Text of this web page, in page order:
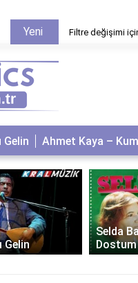
Yeni Filtre değişimi
Gelin Ahmet Kaya –
Gelin
Selda
Dostum